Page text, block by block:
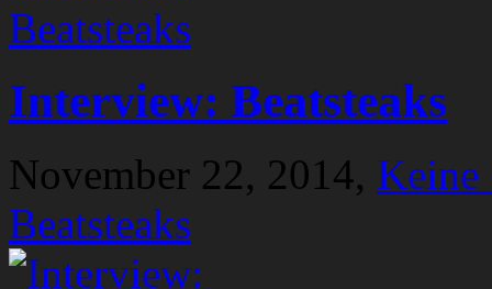
Interview: Beatsteaks
November 22, 2014, Keine
Beatsteaks